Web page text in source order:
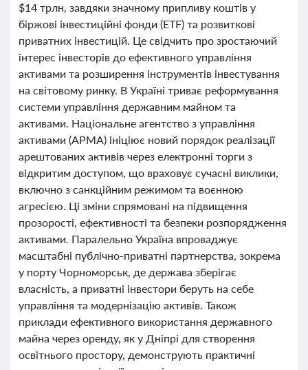
$14 трлн, завдяки значному припливу коштів у
біржові інвестиційні фонди (ETF) та розвиткові
приватних інвестицій. Це свідчить про зростаючий
інтерес інвесторів до ефективного управління
активами та розширення інструментів інвестування
на світовому ринку. В Україні триває реформування
системи управління державним майном та
активами. Національне агентство з управління
активами (АРМА) ініціює новий порядок реалізації
арештованих активів через електронні торги з
відкритим доступом, що враховує сучасні виклики,
включно з санкційним режимом та воєнною
агресією. Ці зміни спрямовані на підвищення
прозорості, ефективності та безпеки розпорядження
активами. Паралельно Україна впроваджує
масштабні публічно-приватні партнерства, зокрема
у порту Чорноморськ, де держава зберігає
власність, а приватні інвестори беруть на себе
управління та модернізацію активів. Також
приклади ефективного використання державного
майна через оренду, як у Дніпрі для створення
освітнього простору, демонструють практичні